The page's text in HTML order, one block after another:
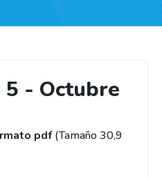
- Octubre
pdf(Tamaño 30,9